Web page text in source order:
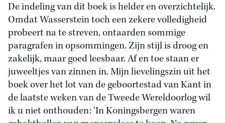
De indeling van dit boek is helder en overzichtelijk.
Omdat Wasserstein toch een zekere volledigheid
probeert na te streven, ontaarden sommige
paragrafen in opsommingen. Zijn stijl is droog en
zakelijk, maar goed leesbaar. Af en toe staan er
juweeltjes van zinnen in. Mijn lievelingszin uit het
boek over het lot van de geboortestad van Kant in
de laatste weken van de Tweede Wereldoorlog wil
ik u niet onthouden: ‘In Koningsbergen waren